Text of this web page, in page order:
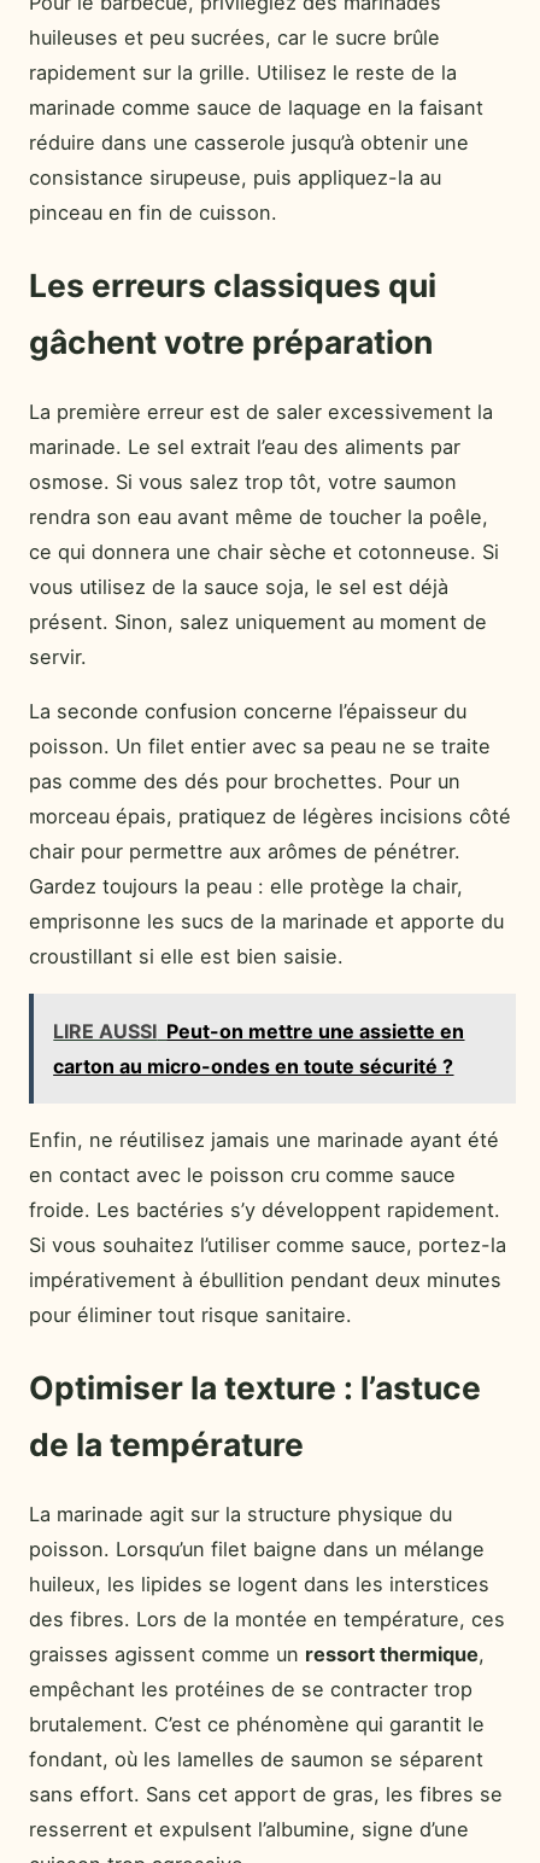
huileuses et peu sucrées, car le sucre brûle
rapidement sur la grille. Utilisez le reste de la
marinade comme sauce de laquage en la faisant
réduire dans une casserole jusqu’à obtenir une
consistance sirupeuse, puis appliquez-la au
pinceau en fin de cuisson.
Les erreurs classiques qui
gâchent votre préparation
La première erreur est de saler excessivement la
marinade. Le sel extrait l’eau des aliments par
osmose. Si vous salez trop tôt, votre saumon
rendra son eau avant même de toucher la poêle,
ce qui donnera une chair sèche et cotonneuse. Si
vous utilisez de la sauce soja, le sel est déjà
présent. Sinon, salez uniquement au moment de
servir.
La seconde confusion concerne l’épaisseur du
poisson. Un filet entier avec sa peau ne se traite
pas comme des dés pour brochettes. Pour un
morceau épais, pratiquez de légères incisions côté
chair pour permettre aux arômes de pénétrer.
Gardez toujours la peau : elle protège la chair,
emprisonne les sucs de la marinade et apporte du
croustillant si elle est bien saisie.
LIRE AUSSI Peut-on mettre une assiette en
carton au micro-ondes en toute sécurité ?
Enfin, ne réutilisez jamais une marinade ayant été
en contact avec le poisson cru comme sauce
froide. Les bactéries s’y développent rapidement.
Si vous souhaitez l’utiliser comme sauce, portez-la
impérativement à ébullition pendant deux minutes
pour éliminer tout risque sanitaire.
Optimiser la texture : l’astuce
de la température
La marinade agit sur la structure physique du
poisson. Lorsqu’un filet baigne dans un mélange
huileux, les lipides se logent dans les interstices
des fibres. Lors de la montée en température, ces
graisses agissent comme un ressort thermique,
empêchant les protéines de se contracter trop
brutalement. C’est ce phénomène qui garantit le
fondant, où les lamelles de saumon se séparent
sans effort. Sans cet apport de gras, les fibres se
resserrent et expulsent l’albumine, signe d’une